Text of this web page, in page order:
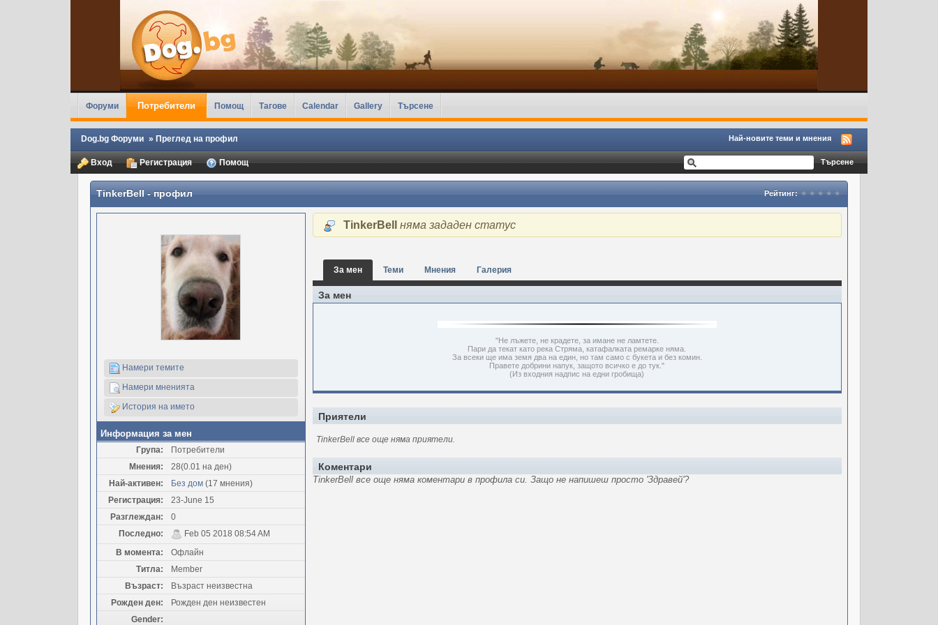
Форуми Потребители Помощ Тагове Calendar Gallery Търсене
Dog.bg Форуми » Преглед на профил Най-новите теми и мнения
Вход Регистрация Помощ
TinkerBell- профил Рейтинг:
Намери темите
Намери мненията
История на името
Информация за мен
Група:
Потребители
Мнения:
28(0.01 на ден)
Най-активен:
Без дом(17 мнения)
Регистрация:
23-June 15
Разглеждан:
0
Последно:
Feb 05 2018 08:54 AM
В момента:
Офлайн
Титла:
Member
Възраст:
Възраст неизвестна
Рожден ден:
Рожден ден неизвестен
Gender:
TinkerBell няма зададен статус
За мен Теми Мнения Галерия
За мен
"Не лъжете, не крадете, за имане не ламтете.
Пари да текат като река Стряма, катафалката ремарке няма.
За всеки ще има земя два на един, но там само с букета и без комин.
Правете добрини напук, защото всичко е до тук."
(Из входния надпис на едни гробища)
Приятели
TinkerBell все още няма приятели.
Коментари
TinkerBell все още няма коментари в профила си. Защо не напишеш просто 'Здравей'?